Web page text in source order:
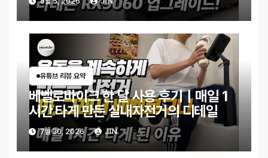
유튜브 리뷰 요약
베벨로바이크 한 달 사용 후기｜매일 1
시간 타게 만든 실내자전거의 디테일
7월 30, 2026 JIN